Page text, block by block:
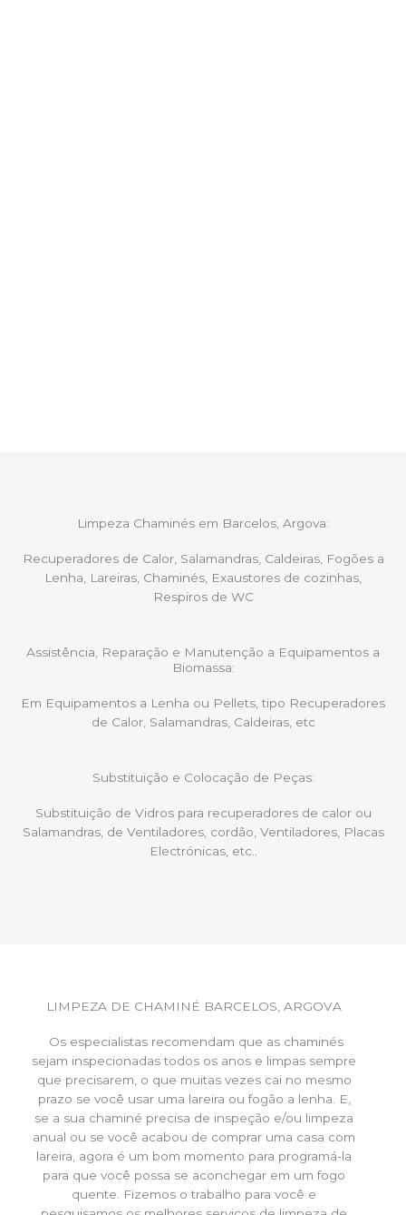
Limpeza Chaminés em Barcelos, Argova:
Recuperadores de Calor, Salamandras, Caldeiras, Fogões a
Lenha, Lareiras, Chaminés, Exaustores de cozinhas,
Respiros de WC
Assistência, Reparação e Manutenção a Equipamentos a
Biomassa:
Em Equipamentos a Lenha ou Pellets, tipo Recuperadores
de Calor, Salamandras, Caldeiras, etc
Substituição e Colocação de Peças:
Substituição de Vidros para recuperadores de calor ou
Salamandras, de Ventiladores, cordão, Ventiladores, Placas
Electrónicas, etc..
LIMPEZA DE CHAMINÉ BARCELOS, ARGOVA
Os especialistas recomendam que as chaminés
sejam inspecionadas todos os anos e limpas sempre
que precisarem, o que muitas vezes cai no mesmo
prazo se você usar uma lareira ou fogão a lenha. E,
se a sua chaminé precisa de inspeção e/ou limpeza
anual ou se você acabou de comprar uma casa com
lareira, agora é um bom momento para programá-la
para que você possa se aconchegar em um fogo
quente. Fizemos o trabalho para você e